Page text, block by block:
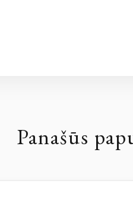
Panašūs